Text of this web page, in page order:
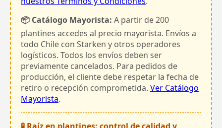
📦 Catálogo Mayorista: A partir de 200
plantines accedes al precio mayorista. Envíos a
todo Chile con Starken y otros operadores
logísticos. Todos los envíos deben ser
previamente cancelados. Para pedidos de
producción, el cliente debe respetar la fecha de
retiro o recepción comprometida. Ver Catálogo
Mayorista.